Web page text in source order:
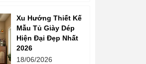
Xu Hướng Thiết Kế
Mẫu Tủ Giày Dép
Hiện Đại Đẹp Nhất
2026
18/06/2026